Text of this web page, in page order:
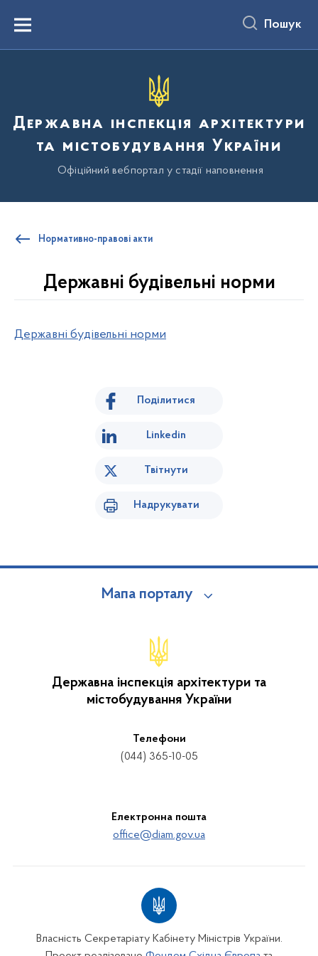
вмістуMenu Пошук
Державна інспекція архітектури
та містобудування України
Офіційний вебпортал у стадії наповнення
Нормативно-правові акти
Державні будівельні норми
Державні будівельні норми
Поділитися
Linkedin
Твітнути
Надрукувати
Мапа порталу
Державна інспекція архітектури та
містобудування України
Телефони
(044) 365-10-05
Електронна пошта
office@diam.gov.ua
Власність Секретаріату Кабінету Міністрів України.